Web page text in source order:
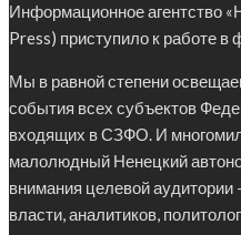
Информационное агентство
Press) приступило к работе в
Мы в равной степени
события всех субъектов
входящих в СЗФО. И
малолюдный Ненецкий
внимания целевой аудитории
власти, аналитиков,